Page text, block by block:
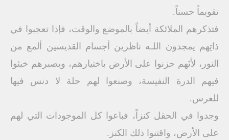
تقويماً حسناً.
فتذكرهم الملائكة أيضاً بالموضع والوقت، فإذا تعجبوا في
ذاتِهم يمجدون اللـه ناظرين أجسام القديسين ألمع من
النور، لأنَهم حزنوا على الأرض باختيارهم، وبصبرهم خبئوا
فيهم الدرة النفيسة، وصنعوا لهم حلة لا دنس فيها
للعرس.
وجدوا في الحقل كنزاً، فباعوا كل الموجودات التي لهم
على الأرض، واقتنوا ذلك الكنز.